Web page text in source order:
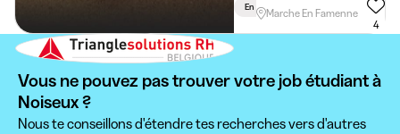
En SemaineMarche En Famenne
4
Vous ne pouvez pas trouver votre job étudiant à
Noiseux ?
Nous te conseillons d'étendre tes recherches vers d'autres